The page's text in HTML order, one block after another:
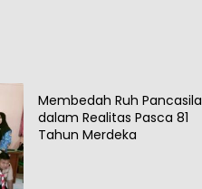
Membedah Ruh Pancasila
dalam Realitas Pasca 81
Tahun Merdeka